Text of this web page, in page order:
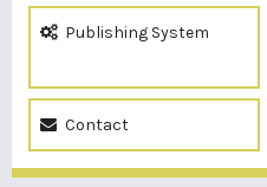
Publishing System
Contact